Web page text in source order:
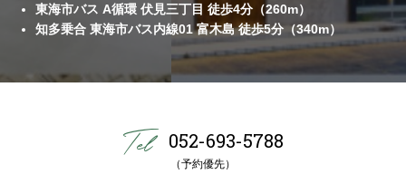
東海市バス A循環 伏見三丁目 徒歩4分（260m）
知多乗合 東海市バス内線01 富木島 徒歩5分（340m）
052-693-5788
（予約優先）